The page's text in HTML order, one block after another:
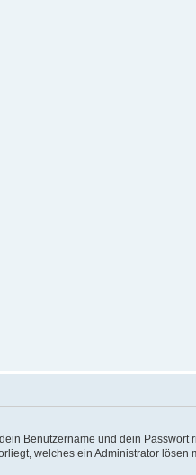
Benutzername und dein
welches ein Administrator lösen